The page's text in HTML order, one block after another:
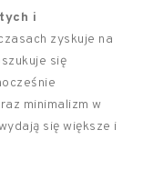
i
zyskuje na
się
minimalizm w
się większe i